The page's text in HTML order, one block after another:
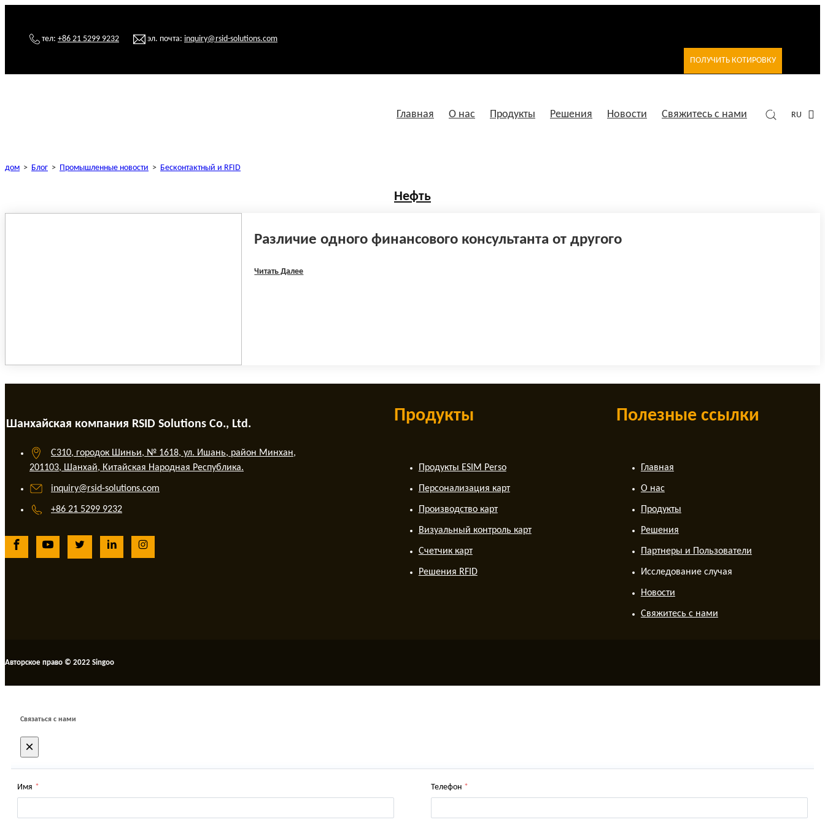
тел: +86 21 5299 9232 эл. почта: inquiry@rsid-solutions.com
ПОЛУЧИТЬ КОТИРОВКУ
Главная О нас Продукты Решения Новости Свяжитесь с нами RU
дом > Блог > Промышленные новости > Бесконтактный и RFID
Нефть
Различие одного финансового консультанта от другого
Читать Далее
Шанхайская компания RSID Solutions Co., Ltd.
C310, городок Шиньи, № 1618, ул. Ишань, район Минхан,
201103, Шанхай, Китайская Народная Республика.
inquiry@rsid-solutions.com
+86 21 5299 9232
Продукты
Продукты ESIM Perso
Персонализация карт
Производство карт
Визуальный контроль карт
Счетчик карт
Решения RFID
Полезные ссылки
Главная
О нас
Продукты
Решения
Партнеры и Пользователи
Исследование случая
Новости
Свяжитесь с нами
Авторское право © 2022 Singoo
Связаться с нами
×
Имя * Телефон *